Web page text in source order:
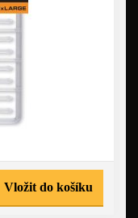
Vložit do košíku